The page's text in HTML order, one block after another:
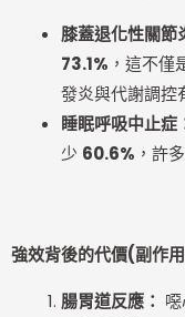
膝蓋退化性關節
73.1% ，這不
發炎與代謝調控
睡眠呼吸中止症
少 60.6% ，許
強效背後的代價(副作
腸胃道反應：